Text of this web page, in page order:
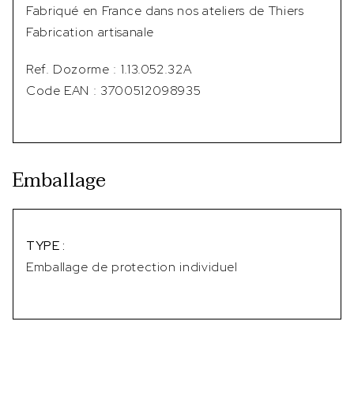
Fabriqué en France dans nos ateliers de Thiers
Fabrication artisanale
Ref. Dozorme : 1.13.052.32A
Code EAN : 3700512098935
Emballage
TYPE :
Emballage de protection individuel